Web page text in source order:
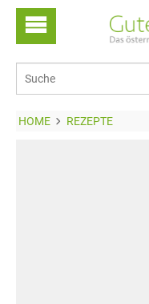
HOME REZEPTE